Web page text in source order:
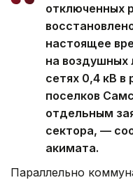
отключенных
настоящее
на воздушных
сетях 0,4 кВ в
поселков
отдельным
сектора, —
акимата.
Параллельно